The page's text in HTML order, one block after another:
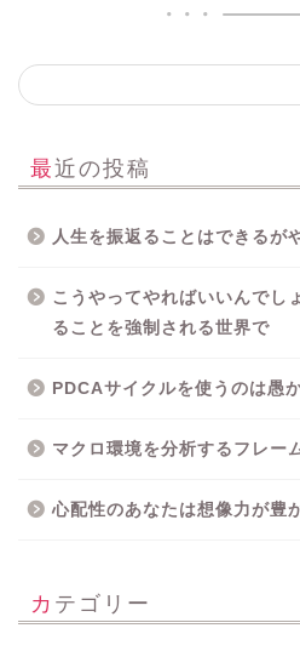
最近の投稿
人生を振返ることはできるが
こうやってやればいいんでし
ることを強制される世界で
PDCAサイクルを使うのは愚
マクロ環境を分析するフレー
心配性のあなたは想像力が豊
カテゴリー